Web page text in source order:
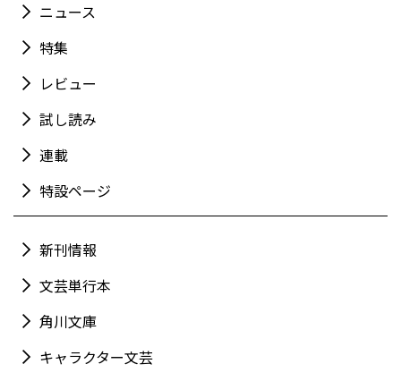
ニュース
特集
レビュー
試し読み
連載
特設ページ
新刊情報
文芸単行本
角川文庫
キャラクター文芸